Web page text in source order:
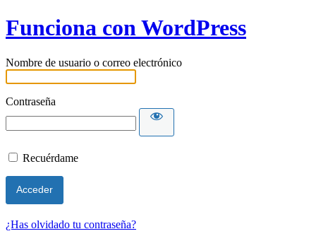
Funciona con WordPress
Nombre de usuario o correo electrónico
Contraseña
Recuérdame
¿Has olvidado tu contraseña?